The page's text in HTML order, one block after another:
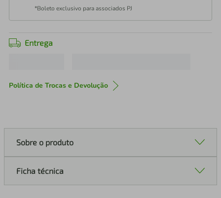
*Boleto exclusivo para associados PJ
Entrega
Política de Trocas e Devolução
Sobre o produto
Ficha técnica